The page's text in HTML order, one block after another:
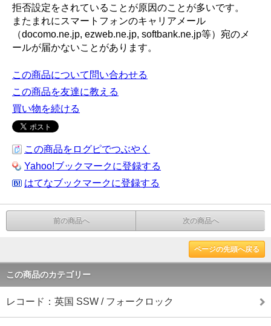
拒否設定をされていることが原因のことが多いです。
またまれにスマートフォンのキャリアメール
（docomo.ne.jp, ezweb.ne.jp, softbank.ne.jp等）宛のメ
ールが届かないことがあります。
この商品について問い合わせる
この商品を友達に教える
買い物を続ける
この商品をログピでつぶやく
Yahoo!ブックマークに登録する
はてなブックマークに登録する
前の商品へ 次の商品へ
ページの先頭へ戻る
この商品のカテゴリー
レコード：英国 SSW / フォークロック